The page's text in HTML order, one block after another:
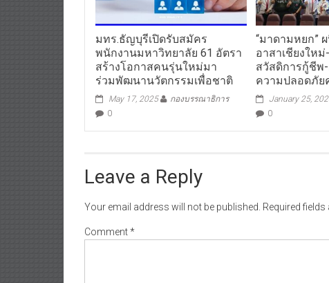
มทร.ธัญบุรีเปิดรับสมัคร
พนักงานมหาวิทยาลัย 61 อัตรา
สร้างโอกาสคนรุ่นใหม่มา
ร่วมพัฒนานวัตกรรมเพื่อชาติ
May 17, 2025
กองบรรณาธิการ
0
“มาดามหยก”
อาสาเชียงให
สวัสดิการกู้ชีพ
ความปลอดภัย
January 25,
0
Leave a Reply
Your email address will not be published. Required fields
Comment*